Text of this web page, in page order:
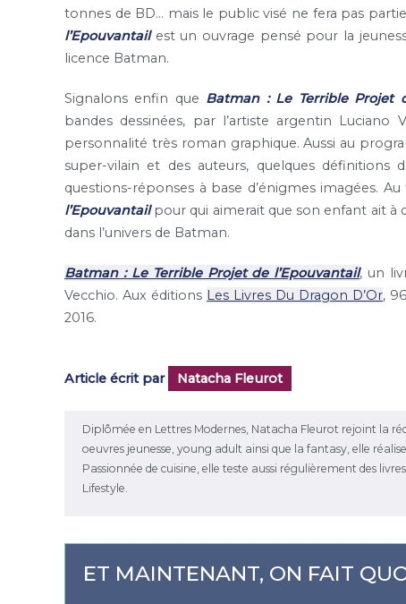
tonnes de BD… mais le public visé ne fera pas
l’Epouvantailest un ouvrage pensé pour la
licence Batman.
Signalons enfin que Batman : Le Terrible Projet
bandes dessinées, par l’artiste argentin Luciano
personnalité très roman graphique. Aussi au
super-vilain et des auteurs, quelques
questions-réponses à base d’énigmes imagées.
l’Epouvantailpour qui aimerait que son enfant ait
dans l’univers de Batman.
Batman : Le Terrible Projet de l’Epouvantail, un
Vecchio. Aux éditions Les Livres Du Dragon D’Or,
2016.
Article écrit par Natacha Fleurot
Diplômée en Lettres Modernes, Natacha Fleurot rejoint la
oeuvres jeunesse, young adult ainsi que la fantasy, elle
Passionnée de cuisine, elle teste aussi régulièrement des
Lifestyle.
ET MAINTENANT, ON FAIT